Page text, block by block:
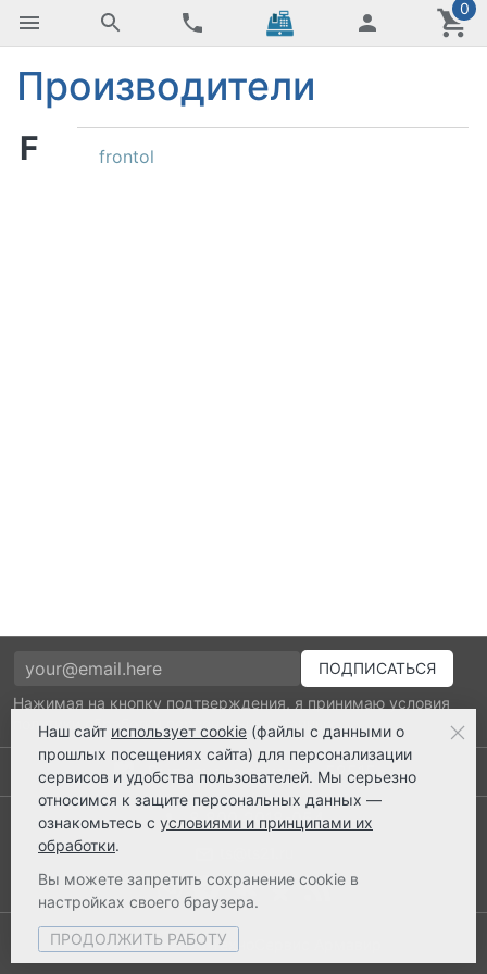
0
Производители
F frontol
Нажимая на кнопку подтверждения, я принимаю условия
политики обработки персональных данных
Выполнено заказов: 52515
8 800 2018-054
© 2003-2026 ТехноСервис Армавир
Наш сайт использует cookie (файлы с данными о
прошлых посещениях сайта) для персонализации
сервисов и удобства пользователей. Мы серьезно
относимся к защите персональных данных —
ознакомьтесь с условиями и принципами их
обработки.
Вы можете запретить сохранение cookie в
настройках своего браузера.
ПРОДОЛЖИТЬ РАБОТУ